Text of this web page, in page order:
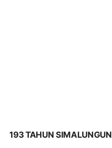
193 TAHUN SIMALUNGUN